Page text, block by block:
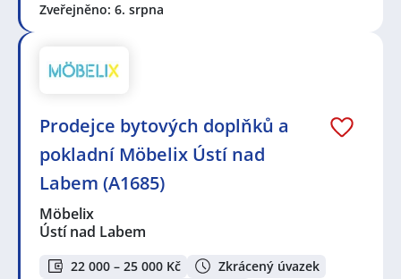
Zveřejněno: 6. srpna
Prodejce bytových doplňků a
pokladní Möbelix Ústí nad
Labem (A1685)
Möbelix
Ústí nad Labem
22 000 – 25 000 Kč
Zkrácený úvazek